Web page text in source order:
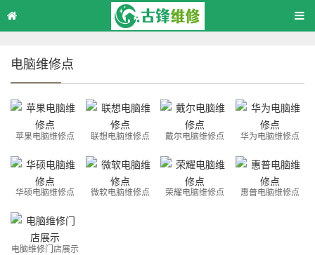
电脑维修点
苹果电脑维修点 联想电脑维修点 戴尔电脑维修点 华为电脑维修点
华硕电脑维修点 微软电脑维修点 荣耀电脑维修点 惠普电脑维修点
电脑维修门店展示